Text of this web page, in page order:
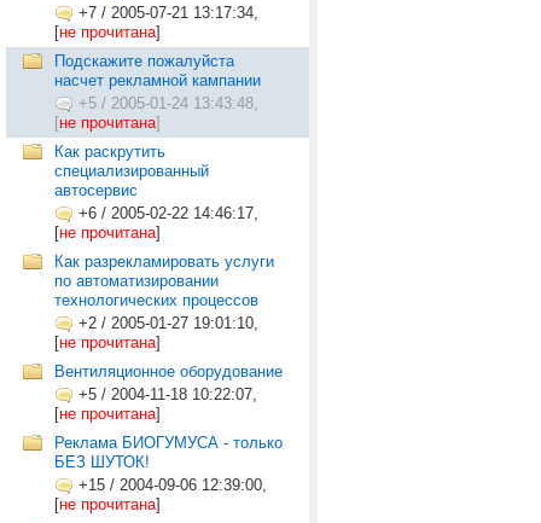
+7 / 2005-07-21 13:17:34,
[не прочитана]
Подскажите пожалуйста
насчет рекламной кампании
+5 / 2005-01-24 13:43:48,
[не прочитана]
Как раскрутить
специализированный
автосервис
+6 / 2005-02-22 14:46:17,
[не прочитана]
Как разрекламировать услуги
по автоматизировании
технологических процессов
+2 / 2005-01-27 19:01:10,
[не прочитана]
Вентиляционное оборудование
+5 / 2004-11-18 10:22:07,
[не прочитана]
Реклама БИОГУМУСА - только
БЕЗ ШУТОК!
+15 / 2004-09-06 12:39:00,
[не прочитана]